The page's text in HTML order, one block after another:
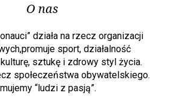
O nas
działa na rzecz organizacji
sport, działalność
sztukę i zdrowy styl życia.
społeczeństwa obywatelskiego.
“ludzi z pasją”.